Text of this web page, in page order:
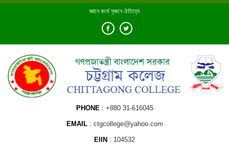
Skip
জ্ঞানে কর্মে সৃজনে ঐতিহ্যে
PHONE +880 31-616045
EMAIL ctgcollege@yahoo.com
EIIN 104532